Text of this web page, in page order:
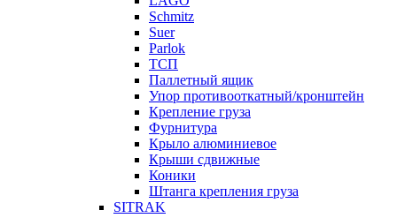
Schmitz
Suer
Parlok
ТСП
Паллетный ящик
Упор противооткатный/кронштейн
Крепление груза
Фурнитура
Крыло алюминиевое
Крыши сдвижные
Коники
Штанга крепления груза
SITRAK